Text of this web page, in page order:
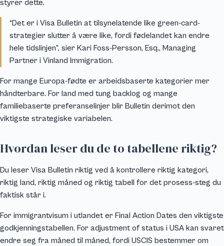
styrer dette.
“Det er i Visa Bulletin at tilsynelatende like green-card-
strategier slutter å være like, fordi fødelandet kan endre
hele tidslinjen”, sier Kari Foss-Persson, Esq., Managing
Partner i Vinland Immigration.
For mange Europa-fødte er arbeidsbaserte kategorier mer
håndterbare. For land med tung backlog og mange
familiebaserte preferanselinjer blir Bulletin derimot den
viktigste strategiske variabelen.
Hvordan leser du de to tabellene riktig?
Du leser Visa Bulletin riktig ved å kontrollere riktig kategori,
riktig land, riktig måned og riktig tabell for det prosess-steg du
faktisk står i.
For immigrantvisum i utlandet er Final Action Dates den viktigste
godkjenningstabellen. For adjustment of status i USA kan svaret
endre seg fra måned til måned, fordi USCIS bestemmer om